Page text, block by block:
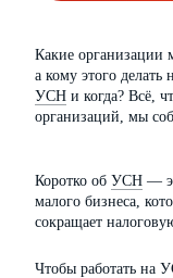
Какие организации
а кому этого делать
УСН и когда? Всё,
организаций, мы
Коротко об УСН —
малого бизнеса,
сокращает
Чтобы работать на